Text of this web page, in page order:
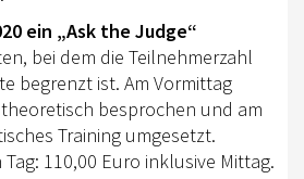
ein „Ask the Judge“
bei dem die Teilnehmerzahl
begrenzt ist. Am Vormittag
besprochen und am
Training umgesetzt.
110,00 Euro inklusive Mittag.